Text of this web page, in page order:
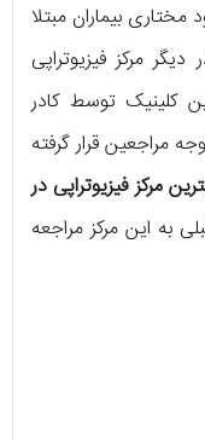
بیماران مبتلا
مرکز فیزیوتراپی
کلینیک توسط کادر
مراجعین قرار گرفته
مرکز فیزیوتراپی در
به این مرکز مراجعه